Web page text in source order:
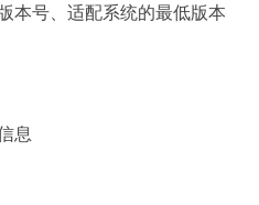
本号、适配系统的最低版本
息